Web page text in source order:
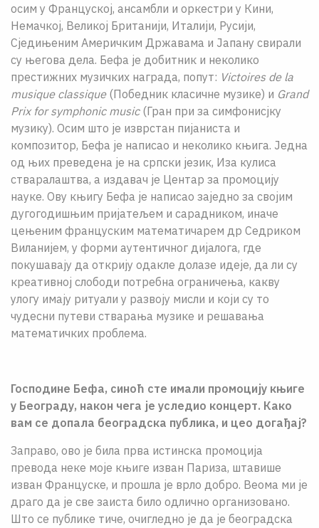
осим у Француској, ансамбли и оркестри у Кини,
Немачкој, Великој Британији, Италији, Русији,
Сједињеним Америчким Државама и Јапану свирали
су његова дела. Бефа је добитник и неколико
престижних музичких награда, попут: Victoires de la
musique classique(Победник класичне музике) и Grand
Prix for symphonic music(Гран при за симфонисјку
музику). Осим што је изврстан пијаниста и
композитор, Бефа је написао и неколико књига. Једна
од њих преведена је на српски језик, Иза кулиса
стваралаштва, а издавач је Центар за промоцију
науке. Ову књигу Бефа је написао заједно за својим
дугогодишњим пријатељем и сарадником, иначе
цењеним француским математичарем др Седриком
Виланијем, у форми аутентичног дијалога, где
покушавају да открију одакле долазе идеје, да ли су
креативној слободи потребна ограничења, какву
улогу имају ритуали у развоју мисли и који су то
чудесни путеви стварања музике и решавања
математичких проблема.
Господине Бефа, синоћ сте имали промоцију књиге
у Београду, након чега је уследио концерт. Како
вам се допала београдска публика, и цео догађај?
Заправо, ово је била прва истинска промоција
превода неке моје књиге изван Париза, штавише
изван Француске, и прошла је врло добро. Веома ми је
драго да је све заиста било одлично организовано.
Што се публике тиче, очигледно је да је београдска